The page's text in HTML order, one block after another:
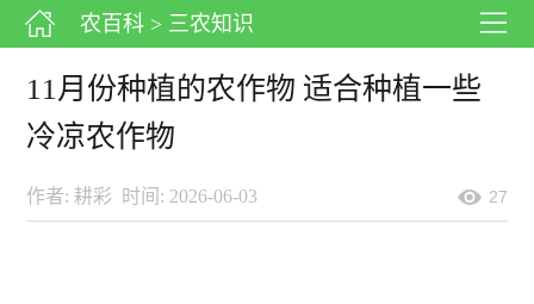
农百科 > 三农知识
11月份种植的农作物 适合种植一些
冷凉农作物
作者: 耕彩 时间: 2026-06-03 27